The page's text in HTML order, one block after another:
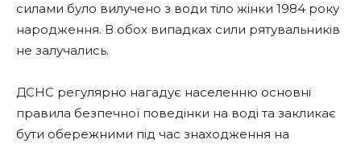
силами було вилучено з води тіло жінки 1984 року
народження. В обох випадках сили рятувальників
не залучались.
ДСНС регулярно нагадує населенню основні
правила безпечної поведінки на воді та закликає
бути обережними під час знаходження на